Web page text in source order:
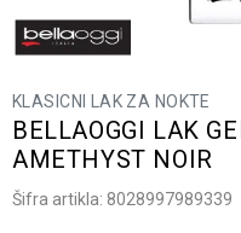
KLASICNI LAK ZA NOKTE
BELLAOGGI LAK
AMETHYST NOIR
Šifra artikla: 8028997989339